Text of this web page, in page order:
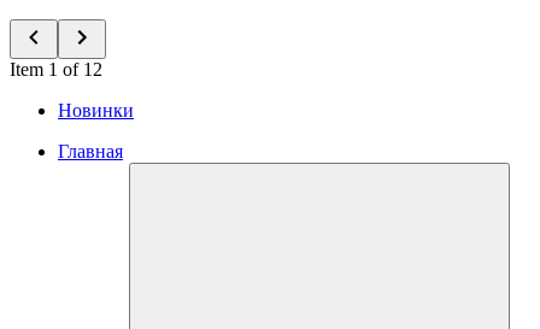
Item 1 of 12
Новинки
Главная